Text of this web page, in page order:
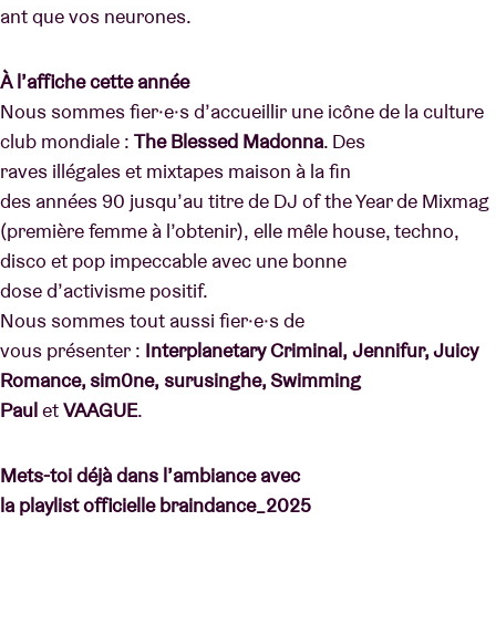
ant que vos neurones.
À l’affiche cette année
Nous sommes fier·e·s d’accueillir une icône de la culture
club mondiale : The Blessed Madonna. Des
raves illégales et mixtapes maison à la fin
des années 90 jusqu’au titre de DJ of the Year de Mixmag
(première femme à l’obtenir), elle mêle house, techno,
disco et pop impeccable avec une bonne
dose d’activisme positif.
Nous sommes tout aussi fier·e·s de
vous présenter : Interplanetary Criminal, Jennifur, Juicy
Romance, sim0ne, surusinghe, Swimming
PauletVAAGUE.
Mets-toi déjà dans l’ambiance avec
la playlist officielle braindance_2025